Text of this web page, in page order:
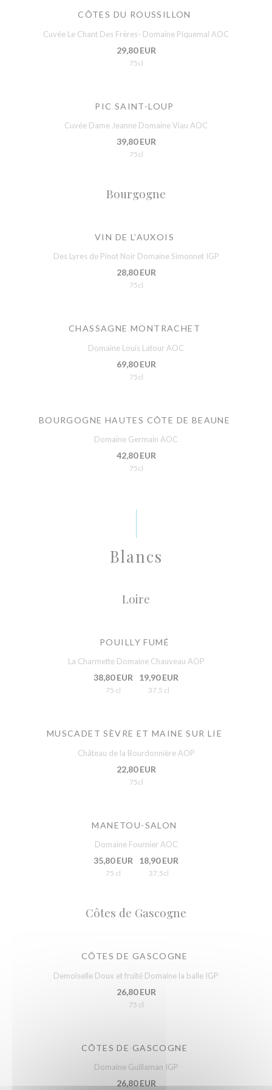
CÔTES DU ROUSSILLON
Cuvée Le Chant Des Frères- Domaine Piquemal AOC
29,80 EUR
75cl
PIC SAINT-LOUP
Cuvée Dame Jeanne Domaine Viau AOC
39,80 EUR
75cl
Bourgogne
VIN DE L’AUXOIS
Des Lyres de Pinot Noir Domaine Simonnet IGP
28,80 EUR
75cl
CHASSAGNE MONTRACHET
Domaine Louis Latour AOC
69,80 EUR
75cl
BOURGOGNE HAUTES CÔTE DE BEAUNE
Domaine Germain AOC
42,80 EUR
75cl
Blancs
Loire
POUILLY FUMÉ
La Charmette Domaine Chauveau AOP
38,80 EUR
75 cl
19,90 EUR
37,5 cl
MUSCADET SÈVRE ET MAINE SUR LIE
Château de la Bourdonnière AOP
22,80 EUR
75cl
MANETOU-SALON
Domaine Fournier AOC
35,80 EUR
75 cl
18,90 EUR
37,5cl
Côtes de Gascogne
CÔTES DE GASCOGNE
Demoiselle Doux et fruité Domaine la balle IGP
26,80 EUR
75 cl
CÔTES DE GASCOGNE
Domaine Guillaman IGP
26,80 EUR